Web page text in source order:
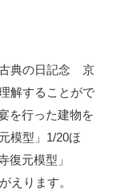
古典の日記念 京
解することがで
を行った建物を
模型」1/20ほ
復元模型」
えります。